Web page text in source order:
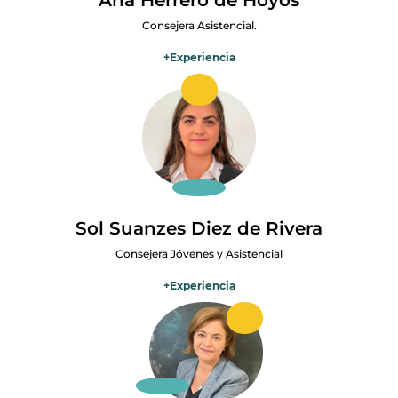
Consejera Asistencial.
+Experiencia
Grado en fisioterapia, licenciada en Administración y Dire empresas
(ADE), actual presidenta neurología colegio fisioterapeutas Madrid.
Experta en neurorrehabilitación ayudo y acompaño a pacientes
con enfermedades neurológicas minoritarias para mejorar su
calidad de vida y la de sus familias. Lo hago mediante la gestión
ética de donaciones filantrópicas, que ayuden a potenciar su
investigación, las haga más visibles y doten de cualquier tipo de
Sol Suanzes Diez de Rivera
Consejera Jóvenes y Asistencial
+Experiencia
Hace poco más de 10 años descubrí la bonita vocación del cuidado
que me llevó a estudiar enfermería. Una profesión dinámica y de
constante aprendizaje centrada en la persona que sufre y en su
entorno. Trabajo desde 2017 en la Clínica Universidad de Navarra
donde atiendo a pacientes de muchas especialidades entre las que